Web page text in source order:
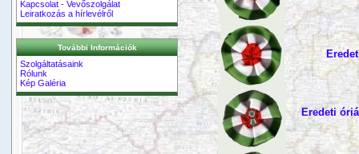
Kapcsolat - Vevőszolgálat
Leiratkozás a hírlevélről
További Információk
Szolgáltatásaink
Rólunk
Kép Galéria
Eredeti